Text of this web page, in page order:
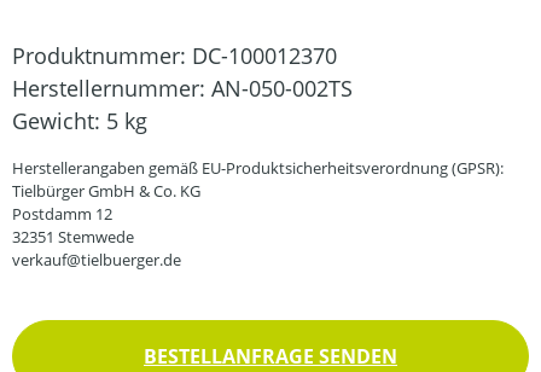
Produktnummer: DC-100012370
Herstellernummer: AN-050-002TS
Gewicht: 5 kg
Herstellerangaben gemäß EU-Produktsicherheitsverordnung (GPSR):
Tielbürger GmbH & Co. KG
Postdamm 12
32351 Stemwede
verkauf@tielbuerger.de
BESTELLANFRAGE SENDEN